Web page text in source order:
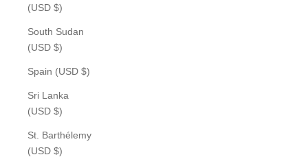
(USD $)
South Sudan
(USD $)
Spain (USD $)
Sri Lanka
(USD $)
St. Barthélemy
(USD $)